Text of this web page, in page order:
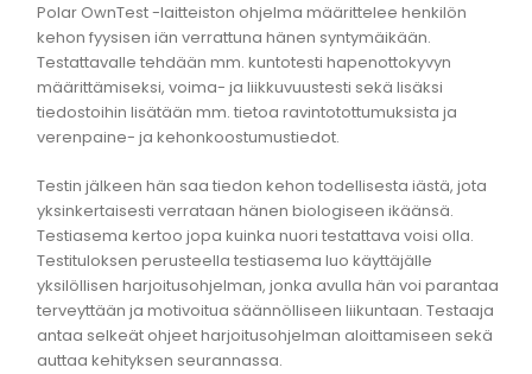
Polar OwnTest -laitteiston ohjelma määrittelee henkilön
kehon fyysisen iän verrattuna hänen syntymäikään.
Testattavalle tehdään mm. kuntotesti hapenottokyvyn
määrittämiseksi, voima- ja liikkuvuustesti sekä lisäksi
tiedostoihin lisätään mm. tietoa ravintotottumuksista ja
verenpaine- ja kehonkoostumustiedot.
Testin jälkeen hän saa tiedon kehon todellisesta iästä, jota
yksinkertaisesti verrataan hänen biologiseen ikäänsä.
Testiasema kertoo jopa kuinka nuori testattava voisi olla.
Testituloksen perusteella testiasema luo käyttäjälle
yksilöllisen harjoitusohjelman, jonka avulla hän voi parantaa
terveyttään ja motivoitua säännölliseen liikuntaan. Testaaja
antaa selkeät ohjeet harjoitusohjelman aloittamiseen sekä
auttaa kehityksen seurannassa.